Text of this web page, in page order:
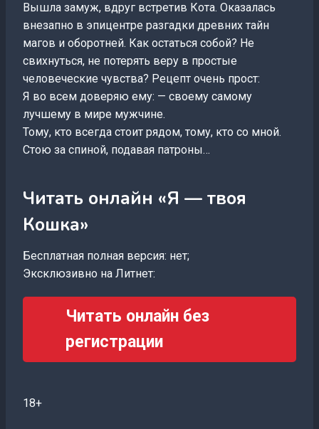
Вышла замуж, вдруг встретив Кота. Оказалась
внезапно в эпицентре разгадки древних тайн
магов и оборотней. Как остаться собой? Не
свихнуться, не потерять веру в простые
человеческие чувства? Рецепт очень прост:
Я во всем доверяю ему: — своему самому
лучшему в мире мужчине.
Тому, кто всегда стоит рядом, тому, кто со мной.
Стою за спиной, подавая патроны…
Читать онлайн «Я — твоя
Кошка»
Бесплатная полная версия: нет;
Эксклюзивно на Литнет:
Читать онлайн без
регистрации
18+